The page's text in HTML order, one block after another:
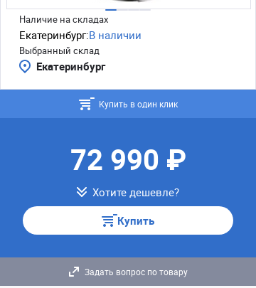
Наличие на складах
Екатеринбург:В наличии
Выбранный склад
Екатеринбург
Купить в один клик
72 990 ₽
Хотите дешевле?
Купить
Задать вопрос по товару